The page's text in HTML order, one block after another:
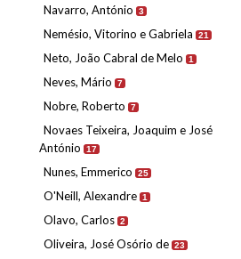
Navarro, António 3
Nemésio, Vitorino e Gabriela 21
Neto, João Cabral de Melo 1
Neves, Mário 7
Nobre, Roberto 7
Novaes Teixeira, Joaquim e José
António
17
Nunes, Emmerico 25
O'Neill, Alexandre 1
Olavo, Carlos 2
Oliveira, José Osório de 23